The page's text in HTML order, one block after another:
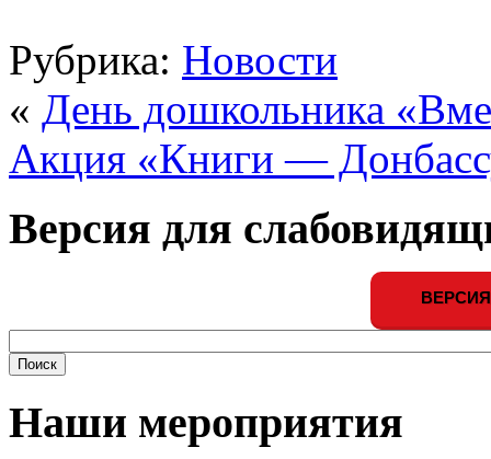
Рубрика: Новости
« День дошкольника
Акция «Книги —
Версия для
Наши мероприятия